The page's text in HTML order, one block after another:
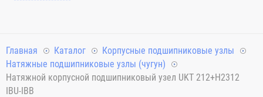
Главная Каталог
Корпусные подшипниковые узлы
Натяжные подшипниковые узлы (чугун)
Натяжной корпусной подшипниковый узел UKT 212+H2312
IBU-IBB